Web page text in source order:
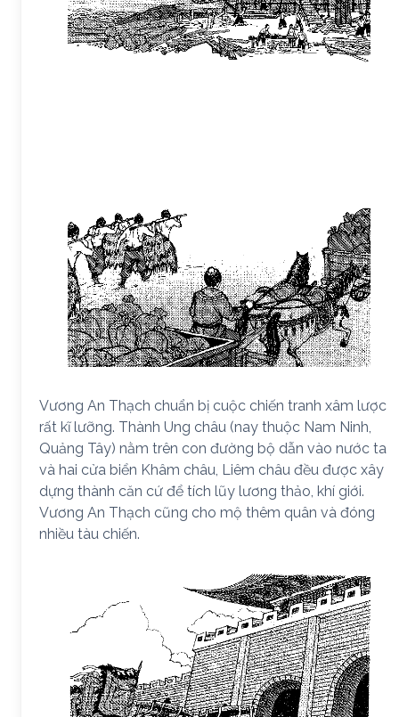
Vương An Thạch chuẩn bị cuộc chiến tranh xâm lược
rất kĩ lưỡng. Thành Ung châu (nay thuộc Nam Ninh,
Quảng Tây) nằm trên con đường bộ dẫn vào nước ta
và hai cửa biển Khâm châu, Liêm châu đều được xây
dựng thành căn cứ để tích lũy lương thảo, khí giới.
Vương An Thạch cũng cho mộ thêm quân và đóng
nhiều tàu chiến.